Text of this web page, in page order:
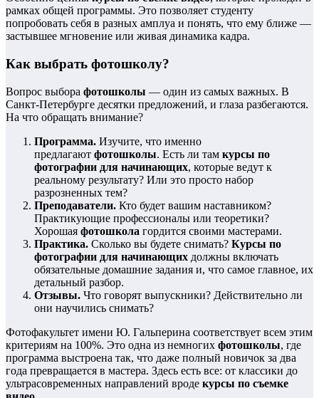
рамках общей программы. Это позволяет студенту
попробовать себя в разных амплуа и понять, что ему ближе —
застывшее мгновение или живая динамика кадра.
Как выбрать фотошколу?
Вопрос выбора фотошколы — один из самых важных. В
Санкт-Петербурге десятки предложений, и глаза разбегаются.
На что обращать внимание?
Программа. Изучите, что именно
предлагают фотошколы. Есть ли там курсы по
фотографии для начинающих, которые ведут к
реальному результату? Или это просто набор
разрозненных тем?
Преподаватели. Кто будет вашим наставником?
Практикующие профессионалы или теоретики?
Хорошая фотошкола гордится своими мастерами.
Практика. Сколько вы будете снимать? Курсы по
фотографии для начинающих должны включать
обязательные домашние задания и, что самое главное, их
детальный разбор.
Отзывы. Что говорят выпускники? Действительно ли
они научились снимать?
Фотофакультет имени Ю. Гальперина соответствует всем этим
критериям на 100%. Это одна из немногих фотошколы, где
программа выстроена так, что даже полный новичок за два
года превращается в мастера. Здесь есть все: от классики до
ультрасовременных направлений вроде курсы по съемке